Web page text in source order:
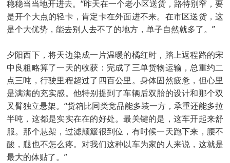
稳稳当当地开进去。“昨天在一个老小区送货，路特别窄，要
是开个大点的轻卡，肯定卡在外面进不来。在市区送货，这
是个大优势，能去别人去不了的地方，单子自然就多了。”
夕阳西下，将天边染成一片温暖的橘红时，踏上返程路的宋
中良粗略算了一天的收获：完成了三单货物运输，总重约二
点三吨，行驶里程超过了四百公里。身体固然疲惫，但心里
是满满的充实感。他特别提到了车辆后双胎的设计和那个双
叉臂独立悬架。“货箱比同类竞品能多装一方，承重还能多拉
半吨，这都是实实在在的好处。最关键的是，这车开起来舒
服。那个悬架，过滤颠簸很到位，有时候一天跑下来，腰不
酸，腿也不怎么疼。对我们这种以车为家的人来说，这就是
最大的体贴了。”